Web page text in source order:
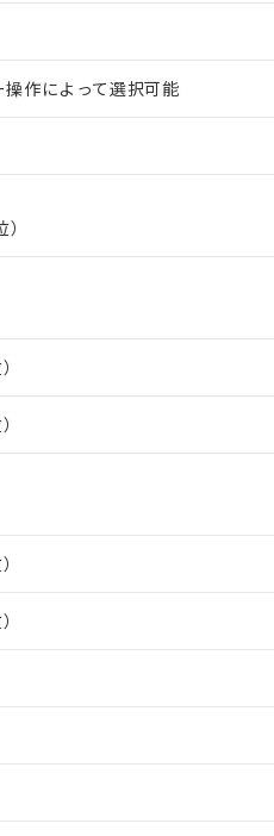
作によって選択可能
い。
対象外となる商品もあること
準価格とは異なる場合があるこ
、またはお客様担当のオムロ
ネットワーク
」をご確認くだ
く第三者に漏洩または開示し
品リストについて、当社および
・商談に必要な範囲で利用す
た製品に切り替える予定のある商
対応の商品で、対応品を出す予
応状況を調査中または確認中の商
関係のない商品です。
含有品と判明した場合などやむ
以下、ポリ臭化ジフェニルエーテル類
以下
除く。
いことを確認しています。
ことがあります。
す。
去に遡って非含有を証明するも
であることを示します。
えていることを示します。
ださい。
、 PBDEs(ポリ臭化ジフェニルエーテ
1000ppm、 BBP(フタル酸ブチルベンジル
あることを示します。
えいし、環境に深刻な影響を及
国貿易法に定める商品（以下｢
国政府の輸出許可(または役務取
生物兵器またはその他武器並び
1、2および3の内容を当該第三
法に輸出するおそれがある場合
のお取引先、またはお客様担当
ていない機種